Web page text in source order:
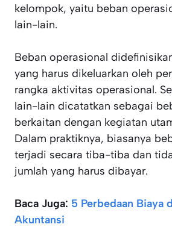
kelompok, yaitu beban
lain-lain.
Beban operasional
yang harus dikeluarkan oleh
rangka aktivitas operasional.
lain-lain dicatatkan sebagai
berkaitan dengan kegiatan
Dalam praktiknya, biasanya
terjadi secara tiba-tiba dan
jumlah yang harus dibayar.
Baca Juga: 5 Perbedaan Biaya
Akuntansi